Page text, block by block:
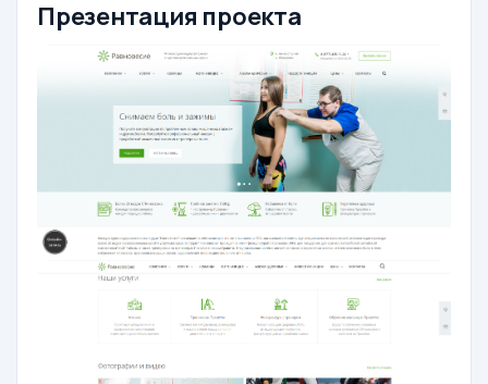
Презентация проекта